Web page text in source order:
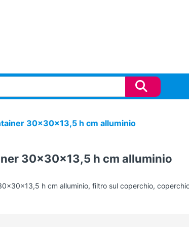
30x30x13,5 h cm alluminio
30x30x13,5 h cm alluminio
h cm alluminio, filtro sul coperchio,